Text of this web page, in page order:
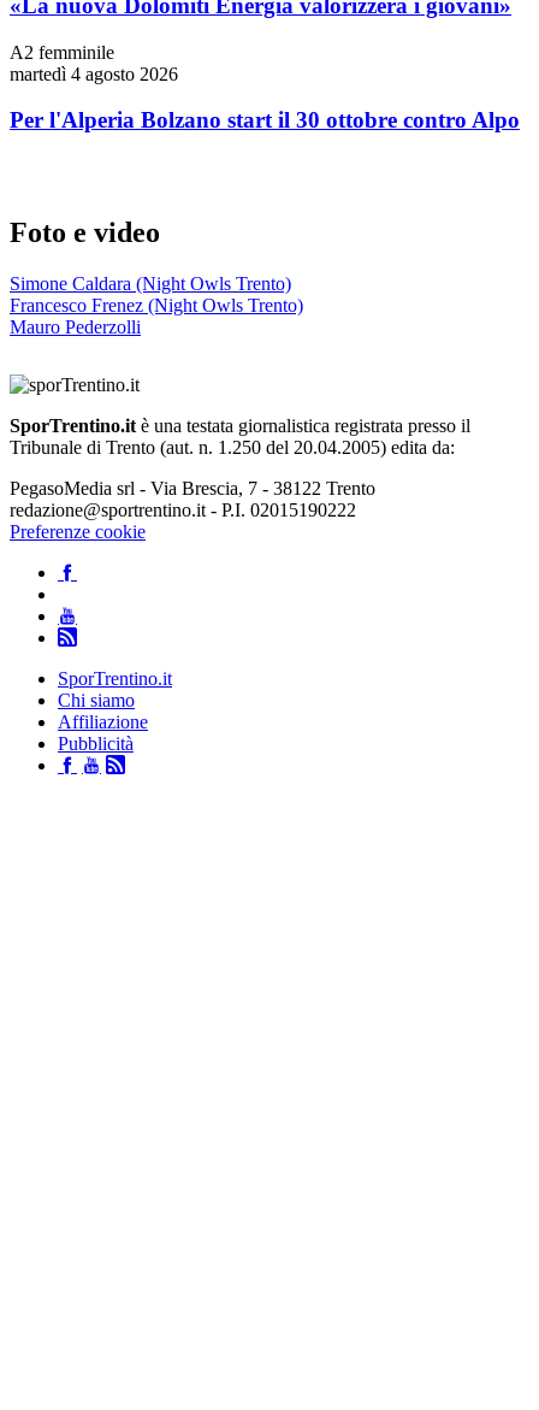
«La nuova Dolomiti Energia valorizzerà i giovani»
A2 femminile
martedì 4 agosto 2026
Per l'Alperia Bolzano start il 30 ottobre contro Alpo
Foto e video
Simone Caldara (Night Owls Trento)
Francesco Frenez (Night Owls Trento)
Mauro Pederzolli
SporTrentino.it è una testata giornalistica registrata presso il
Tribunale di Trento (aut. n. 1.250 del 20.04.2005) edita da:
PegasoMedia srl - Via Brescia, 7 - 38122 Trento
redazione@sportrentino.it - P.I. 02015190222
Preferenze cookie
SporTrentino.it
Chi siamo
Affiliazione
Pubblicità